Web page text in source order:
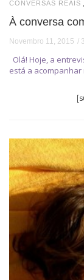
CONVERSAS REAIS ,
À conversa
Novembro 11, 2015
Olá! Hoje, a
está a